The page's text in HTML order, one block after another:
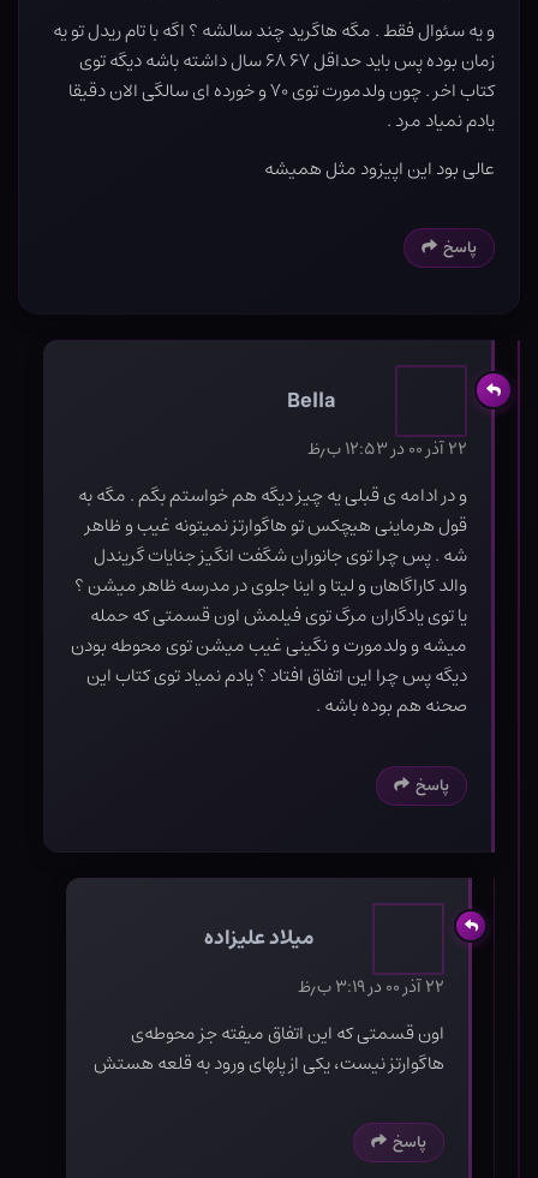
و یه سئوال فقط . مگه هاگرید چند سالشه ؟ اگه با تام ریدل تو یه
زمان بوده پس باید حداقل ۶۷ ۶۸ سال داشته باشه دیگه توی
کتاب اخر . چون ولدمورت توی ۷۰ و خورده ای سالگی الان دقیقا
یادم نمیاد مرد .
عالی بود این اپیزود مثل همیشه
پاسخ
Bella
۲۲ آذر ۰۰ در ۱۲:۵۳ ب٫ظ
و در ادامه ی قبلی یه چیز دیگه هم خواستم بگم . مگه به
قول هرماینی هیچکس تو هاگوارتز نمیتونه غیب و ظاهر
شه . پس چرا توی جانوران شگفت انگیز جنایات گریندل
والد کاراگاهان و لیتا و اینا جلوی در مدرسه ظاهر میشن ؟
یا توی یادگاران مرگ توی فیلمش اون قسمتی که حمله
میشه و ولدمورت و نگینی غیب میشن توی محوطه بودن
دیگه پس چرا این اتفاق افتاد ؟ یادم نمیاد توی کتاب این
صحنه هم بوده باشه .
پاسخ
میلاد علیزاده
۲۲ آذر ۰۰ در ۳:۱۹ ب٫ظ
اون قسمتی که این اتفاق میفته جز محوطه‌ی
هاگوارتز نیست، یکی از پلهای ورود به قلعه هستش
پاسخ